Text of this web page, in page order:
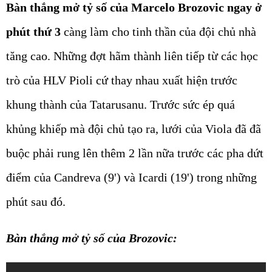
Bàn thắng mở tỷ số của Marcelo Brozovic ngay ở
phút thứ 3 càng làm cho tinh thần của đội chủ nhà
tăng cao. Những đợt hãm thành liên tiếp từ các học
trò của HLV Pioli cứ thay nhau xuất hiện trước
khung thành của Tatarusanu. Trước sức ép quá
khủng khiếp mà đội chủ tạo ra, lưới của Viola đã đã
buộc phải rung lên thêm 2 lần nữa trước các pha dứt
điểm của Candreva (9') và Icardi (19') trong những
phút sau đó.
Bàn thắng mở tỷ số của Brozovic: